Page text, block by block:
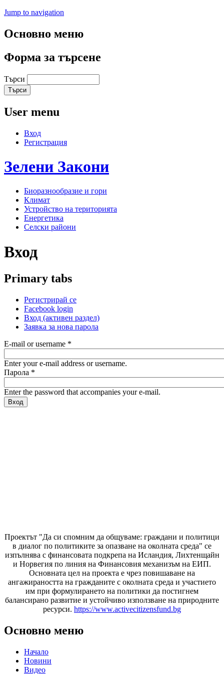
Jump to navigation
Основно меню
Форма за търсене
Търси
User menu
Вход
Регистрация
Зелени Закони
Биоразнообразие и гори
Климат
Устройство на територията
Енергетика
Селски райони
Вход
Primary tabs
Регистрирай се
Facebook login
Вход (активен раздел)
Заявка за нова парола
E-mail or username *
Enter your e-mail address or username.
Парола *
Enter the password that accompanies your e-mail.
Проектът "Да си спомним да общуваме: граждани и политици
в диалог по политиките за опазване на околната среда" се
изпълнява с финансовата подкрепа на Исландия, Лихтенщайн
и Норвегия по линия на Финансовия механизъм на ЕИП.
Основната цел на проекта е чрез повишаване на
ангажираността на гражданите с околната среда и участието
им при формулирането на политики да постигнем
балансирано развитие и устойчиво използване на природните
ресурси. https://www.activecitizensfund.bg
Основно меню
Начало
Новини
Видео